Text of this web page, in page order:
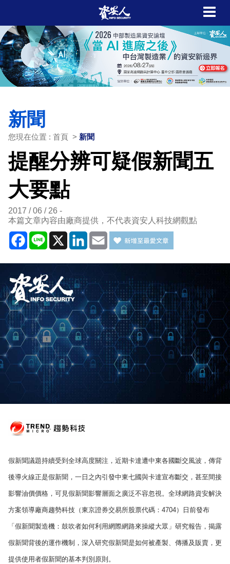
新聞
您現在位置 : 首頁 > 新聞
提醒分辨可疑假新聞五
大要點
2017 / 06 / 26
本篇文章內容由廠商提供，不代表資安人科技網觀點
Facebook
Line X LinkedIn
Email
假新聞議題持續受到全球高度關注，近期卡達遭中東各國斷交風波，傳背
後導火線正是假新聞，一日之內引發中東七國與卡達宣布斷交，甚至間接
影響油價價格，可見假新聞影響層面之廣泛不容忽視。全球網路資安解決
方案領導廠商趨勢科技（東京證券交易所股票代碼：4704）日前發布
「假新聞製造機：鼓吹者如何利用網際網路來操縱大眾」研究報告，揭露
假新聞背後的運作機制，深入研究假新聞是如何被產製、傳播及販賣，更
提供使用者假新聞的基本判別原則。